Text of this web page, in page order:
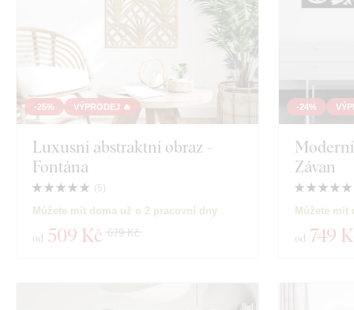
-25% VÝPRODEJ 🔥
Luxusní abstraktní obraz -
Fontána
(5)
Můžete mít doma už o 2 pracovní dny
od 509 Kč 679 Kč
-24%
Závan
Můžete mít
od 749